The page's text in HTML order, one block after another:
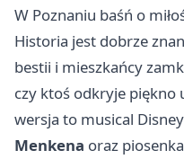
W Poznaniu baśń o
Historia jest dobrze
bestii i mieszkańcy
czy ktoś odkryje piękno
wersja to musical
Menkena oraz